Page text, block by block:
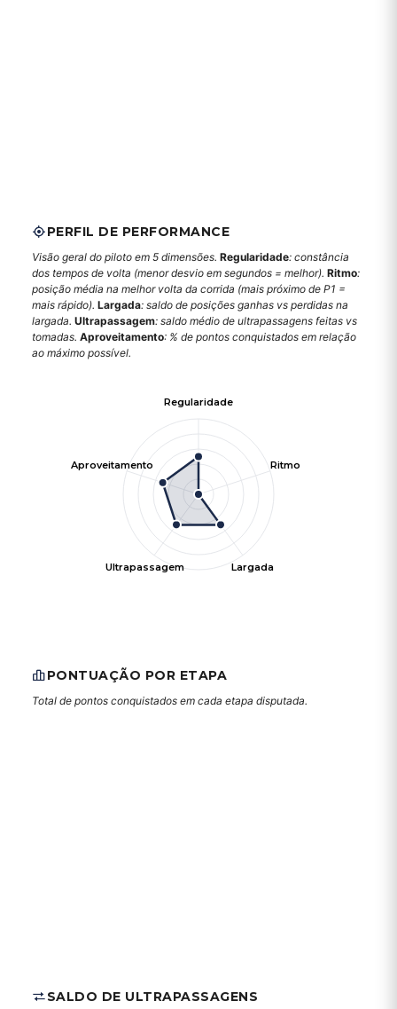
PERFIL DE PERFORMANCE
Visão geral do piloto em 5 dimensões. Regularidade: constância
dos tempos de volta (menor desvio em segundos = melhor). Ritmo:
posição média na melhor volta da corrida (mais próximo de P1 =
mais rápido). Largada: saldo de posições ganhas vs perdidas na
largada. Ultrapassagem: saldo médio de ultrapassagens feitas vs
tomadas. Aproveitamento: % de pontos conquistados em relação
ao máximo possível.
Regularidade
Ritmo
Largada
Ultrapassagem
Aproveitamento
PONTUAÇÃO POR ETAPA
Total de pontos conquistados em cada etapa disputada.
SALDO DE ULTRAPASSAGENS